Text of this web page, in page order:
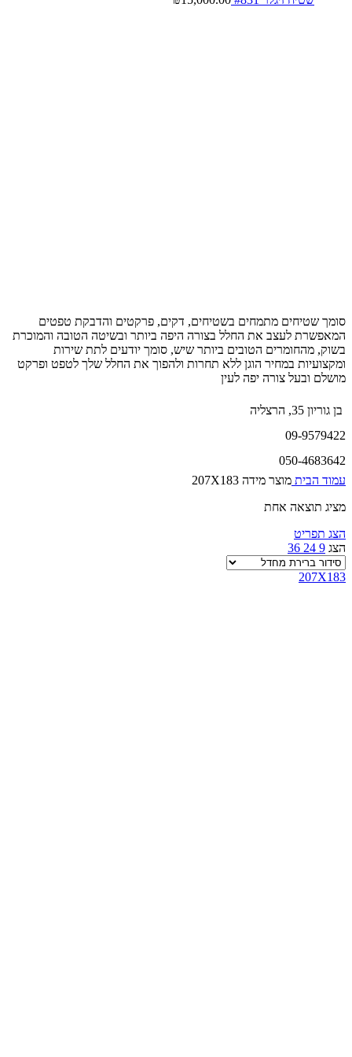
סומך שטיחים מתמחים בשטיחים, דקים, פרקטים והדבקת טפטים
המאפשרת לעצב את החלל בצורה היפה ביותר ובשיטה הטובה והמוכרת
בשוק, מהחומרים הטובים ביותר שיש, סומך יודעים לתת שירות
ומקצועיות במחיר הוגן ללא תחרות ולהפוך את החלל שלך לטפט ופרקט
מושלם ובעל צורה יפה לעין
בן גוריון 35, הרצליה
09-9579422
050-4683642
עמוד הבית מוצר מידה 207X183
מציג תוצאה אחת
הצג תפריט
הצג 9
24
36
207X183